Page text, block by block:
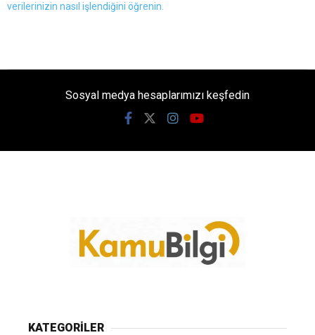
verilerinizin nasıl işlendiğini öğrenin.
Sosyal medya hesaplarımızı keşfedin
KATEGORİLER